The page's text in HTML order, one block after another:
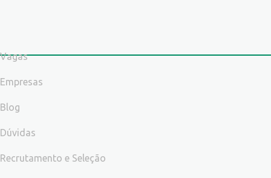
Vagas
Empresas
Blog
Dúvidas
Recrutamento e Seleção